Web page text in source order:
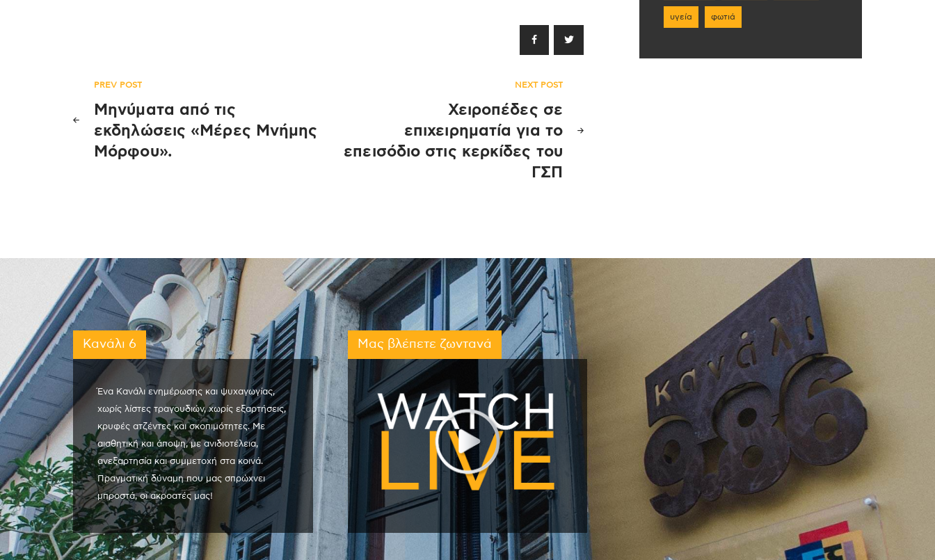
Πλοήγηση
άρθρων
PREV POST
Μηνύματα από τις
εκδηλώσεις «Μέρες Μνήμης
Μόρφου».
NEXT POST
Χειροπέδες σε
επιχειρηματία για το
επεισόδιο στις κερκίδες του
ΓΣΠ
υγεία φωτιά
Κανάλι 6
Ένα Κανάλι ενημέρωσης και ψυχαγωγίας,
χωρίς λίστες τραγουδιών, χωρίς εξαρτήσεις,
κρυφές ατζέντες και σκοπιμότητες. Με
αισθητική και άποψη, με ανιδιοτέλεια,
ανεξαρτησία και συμμετοχή στα κοινά.
Πραγματική δύναμη που μας σπρώχνει
μπροστά, οι ακροατές μας!
Μας βλέπετε ζωντανά